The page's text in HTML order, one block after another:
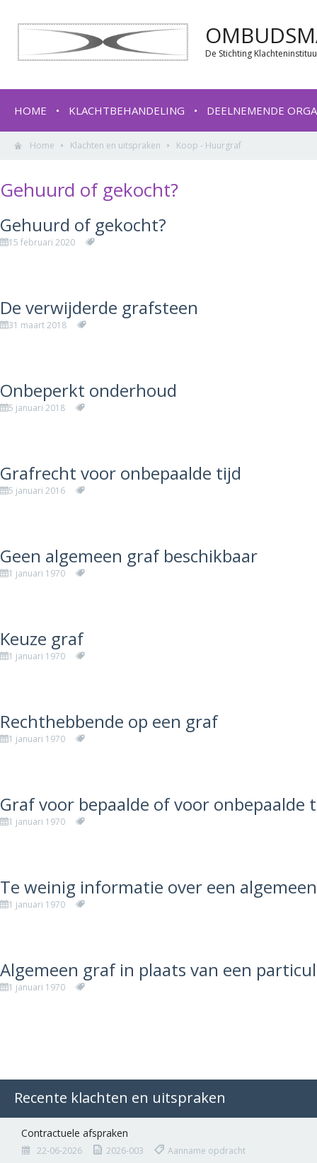
De Stichting
HOME KLACHTBEHANDELING DEELNEMENDE
Home Klachten en uitspraken Koop - Huurgraf
Gehuurd of gekocht?
Gehuurd of gekocht?
15 februari 2020
De verwijderde grafsteen
31 maart 2018
Onbeperkt onderhoud
5 januari 2018
Grafrecht voor onbepaalde tijd
5 januari 2016
Geen algemeen graf beschikbaar
1 januari 1970
Keuze graf
1 januari 1970
Rechthebbende op een graf
1 januari 1970
Graf voor bepaalde of voor onbepaalde
1 januari 1970
Te weinig informatie over een
1 januari 1970
Algemeen graf in plaats van een
1 januari 1970
Recente klachten en uitspraken
Contractuele afspraken
22-06-2026 2026-003 Aanname opdracht